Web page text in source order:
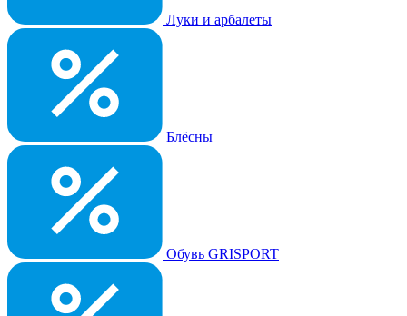
Луки и арбалеты
Блёсны
Обувь GRISPORT